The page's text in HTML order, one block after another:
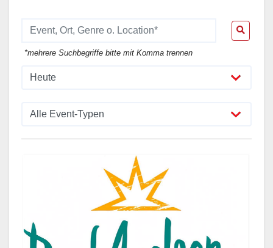
*mehrere Suchbegriffe bitte mit Komma trennen